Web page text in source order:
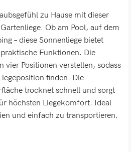
zu Hause mit dieser
Ob am Pool, auf dem
– diese Sonnenliege bietet
Funktionen. Die
vier Positionen verstellen, sodass
finden. Die
trocknet schnell und sorgt
höchsten Liegekomfort. Ideal
und einfach zu transportieren.